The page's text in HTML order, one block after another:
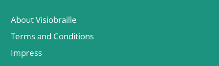
About Visiobraille
Terms and Conditions
Impress